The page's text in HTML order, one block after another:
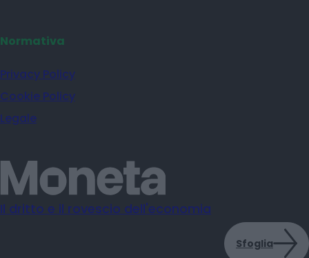
Normativa
Privacy Policy
Cookie Policy
Legale
Il dritto e il rovescio dell'economia
Sfoglia